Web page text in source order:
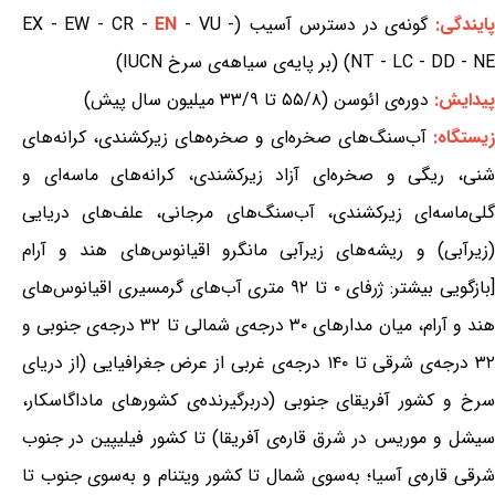
پایندگی:گونه‌ی در دسترس آسیب (EX - EW - CR - EN - VU -
NT - LC - DD - NE) (بر پایه‌ی سیاهه‌ی سرخ IUCN)
پیدایش: دوره‌ی ائوسن (۵۵/۸ تا ۳۳/۹ میلیون سال پیش)
زیستگاه: آب‌سنگ‌های صخره‌ای و صخره‌های زیرکشندی، کرانه‌های
شنی، ریگی و صخره‌ای آزاد زیرکشندی، کرانه‌های ماسه‌ای و
گلی‌ماسه‌ای زیرکشندی، آب‌سنگ‌های مرجانی، علف‌های دریایی
(زیرآبی) و ریشه‌های زیرآبی مانگرو اقیانوس‌های هند و آرام
[بازگویی بیشتر: ژرفای ۰ تا ۹۲ متری آب‌های گرمسیری اقیانوس‌های
هند و آرام، میان مدارهای ۳۰ درجه‌ی شمالی تا ۳۲ درجه‌ی جنوبی و
۳۲ درجه‌ی شرقی تا ۱۴۰ درجه‌ی غربی از عرض جغرافیایی (از دریای
سرخ و کشور آفریقای جنوبی (دربرگیرنده‌ی کشورهای ماداگاسکار،
سیشل و موریس در شرق قاره‌ی آفریقا) تا کشور فیلیپین در جنوب
شرقی قاره‌ی آسیا؛ به‌سوی شمال تا کشور ویتنام و به‌سوی جنوب تا